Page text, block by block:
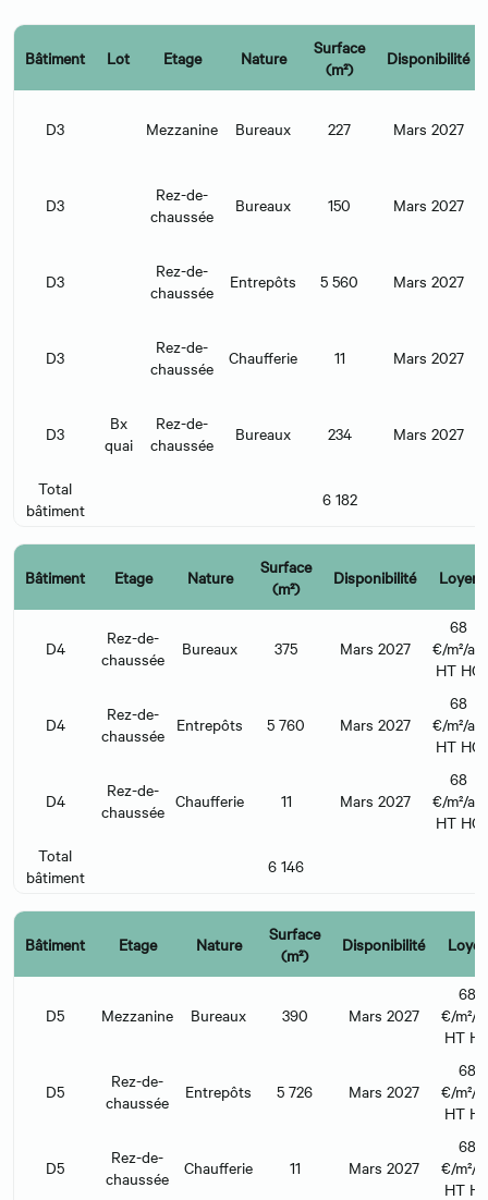
Bâtiment Lot Etage Nature
Surface
(m²)
Disponibilité
D3 Mezzanine Bureaux 227 Mars 2027
D3
Rez-de-
chaussée
Bureaux 150 Mars 2027
D3
Rez-de-
chaussée
Entrepôts 5 560 Mars 2027
D3
Rez-de-
chaussée
Chaufferie 11 Mars 2027
D3
Bx
quai
Rez-de-
chaussée
Bureaux 234 Mars 2027
Total
bâtiment
6 182
Bâtiment Etage Nature
Surface
(m²)
Disponibilité Loyer
D4
Rez-de-
chaussée
Bureaux 375 Mars 2027
68
€/m²/an
HT HC
D4
Rez-de-
chaussée Entrepôts 5 760 Mars 2027
68
€/m²/an
HT HC
D4
Rez-de-
chaussée Chaufferie 11 Mars 2027
68
€/m²/an
HT HC
Total
bâtiment
6 146
Bâtiment Etage Nature
Surface
(m²)
Disponibilité Loyer
D5 Mezzanine Bureaux 390 Mars 2027
68
€/m²/
HT
D5
Rez-de-
chaussée
Entrepôts 5 726 Mars 2027
68
€/m²/
HT
D5
Rez-de-
chaussée
Chaufferie 11 Mars 2027
68
€/m²/
HT